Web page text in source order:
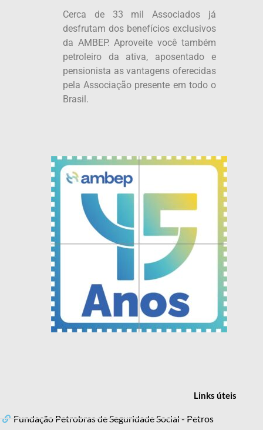
Cerca de 33 mil Associados já
desfrutam dos benefícios exclusivos
da AMBEP. Aproveite você também
petroleiro da ativa, aposentado e
pensionista as vantagens oferecidas
pela Associação presente em todo o
Brasil.
Linksúteis
Fundação Petrobras de Seguridade Social - Petros